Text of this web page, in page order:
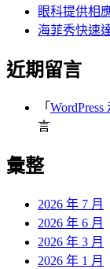
眼科提供相
海菲秀快速
近期留言
「
言
彙整
2026 年 7 月
2026 年 6 月
2026 年 3 月
2026 年 1 月